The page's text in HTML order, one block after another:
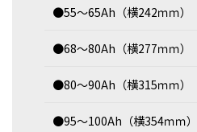
●55～65Ah（横242ｍｍ）
●68～80Ah（横277ｍｍ）
●80～90Ah（横315ｍｍ）
●95～100Ah（横354ｍｍ）